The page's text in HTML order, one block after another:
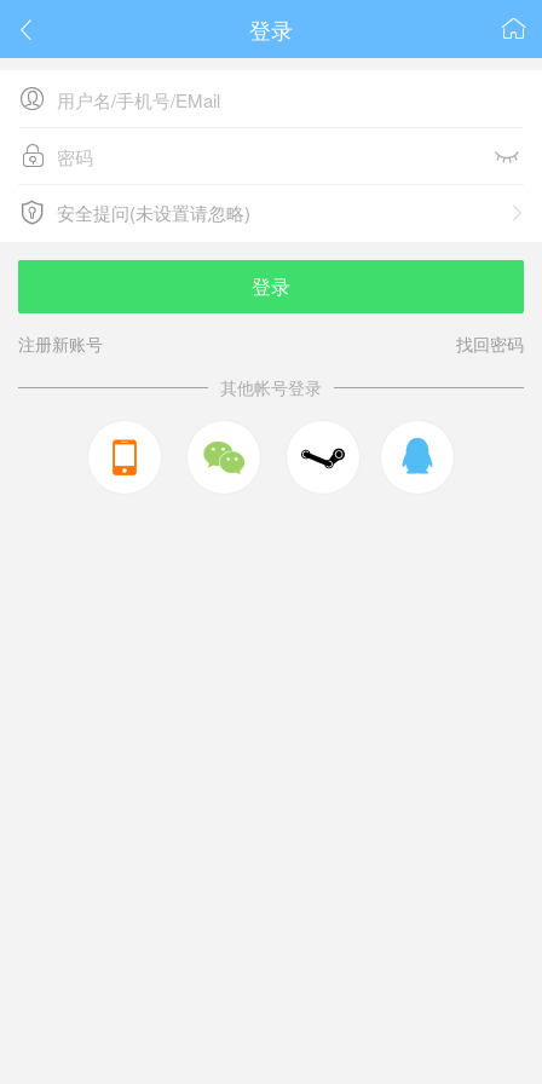
 
登录

 
 
安全提问(未设置请忽略)
安全提问(未设置请忽略)
登录
注册新账号
找回密码
其他帐号登录
  